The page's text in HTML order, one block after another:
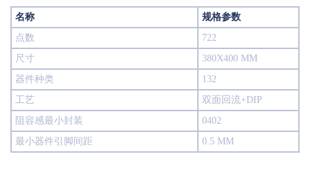
名称
规格参数
点数
722
尺寸
380X400 MM
器件种类
132
工艺
双面回流+DIP
阻容感最小封装
0402
最小器件引脚间距
0.5 MM